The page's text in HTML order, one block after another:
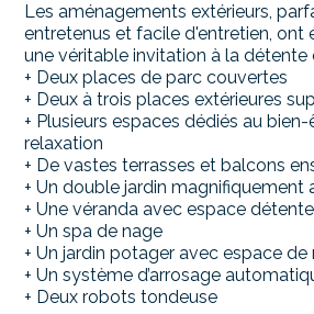
Les aménagements extérieurs,
entretenus et facile d'entretien, ont
une véritable invitation à la détente
+ Deux places de parc couvertes
+ Deux à trois places extérieures
+ Plusieurs espaces dédiés au
relaxation
+ De vastes terrasses et balcons
+ Un double jardin magnifiquement
+ Une véranda avec espace
+ Un spa de nage
+ Un jardin potager avec espace
+ Un système d’arrosage
+ Deux robots tondeuse